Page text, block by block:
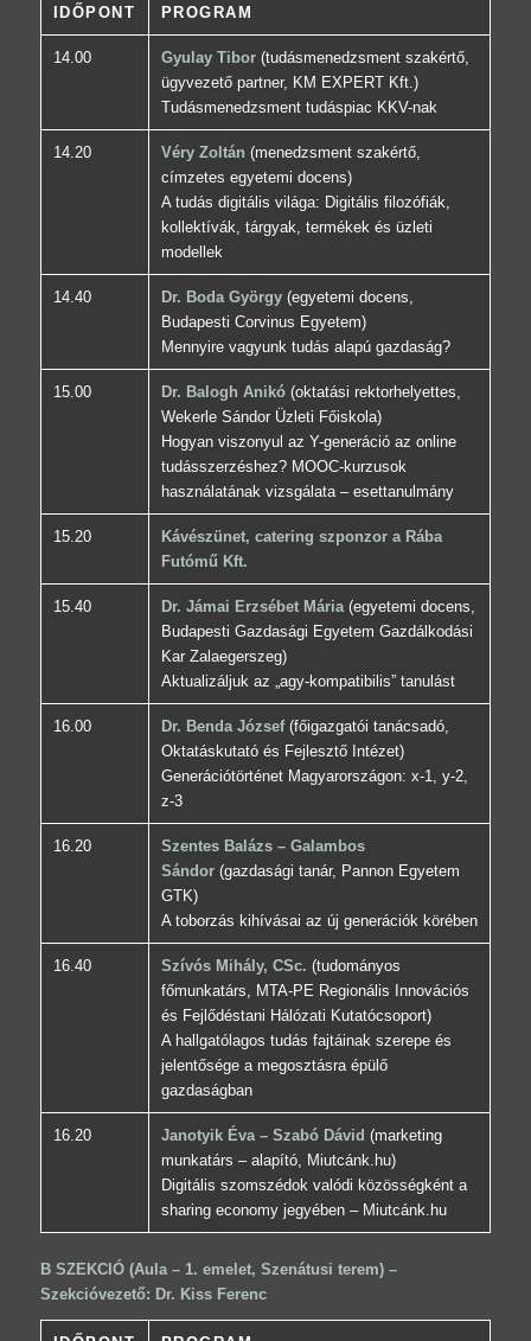
IDŐPONT PROGRAM
14.00 Gyulay Tibor(tudásmenedzsment szakértő,
ügyvezető partner, KM EXPERT Kft.)
Tudásmenedzsment tudáspiac KKV-nak
14.20 Véry Zoltán (menedzsment szakértő,
címzetes egyetemi docens)
A tudás digitális világa: Digitális filozófiák,
kollektívák, tárgyak, termékek és üzleti
modellek
14.40 Dr. Boda György(egyetemi docens,
Budapesti Corvinus Egyetem)
Mennyire vagyunk tudás alapú gazdaság?
15.00 Dr. Balogh Anikó(oktatási rektorhelyettes,
Wekerle Sándor Üzleti Főiskola)
Hogyan viszonyul az Y-generáció az online
tudásszerzéshez? MOOC-kurzusok
használatának vizsgálata – esettanulmány
15.20
Kávészünet, catering szponzor a Rába
Futómű Kft.
15.40 Dr. Jámai Erzsébet Mária(egyetemi docens,
Budapesti Gazdasági Egyetem Gazdálkodási
Kar Zalaegerszeg)
Aktualizáljuk az „agy-kompatibilis” tanulást
16.00 Dr. Benda József(főigazgatói tanácsadó,
Oktatáskutató és Fejlesztő Intézet)
Generációtörténet Magyarországon: x-1, y-2,
z-3
16.20
Szentes Balázs – Galambos
Sándor(gazdasági tanár, Pannon Egyetem
GTK)
A toborzás kihívásai az új generációk körében
16.40 Szívós Mihály, CSc. (tudományos
főmunkatárs, MTA-PE Regionális Innovációs
és Fejlődéstani Hálózati Kutatócsoport)
A hallgatólagos tudás fajtáinak szerepe és
jelentősége a megosztásra épülő
gazdaságban
16.20 Janotyik Éva – Szabó Dávid (marketing
munkatárs – alapító, Miutcánk.hu)
Digitális szomszédok valódi közösségként a
sharing economy jegyében – Miutcánk.hu
B SZEKCIÓ (Aula – 1. emelet, Szenátusi terem) –
Szekcióvezető: Dr. Kiss Ferenc